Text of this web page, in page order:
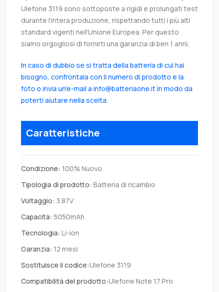
Ulefone 3119 sono sottoposte a rigidi e prolungati test
durante l’intera produzione, rispettando tutti i più alti
standard vigenti nell’Unione Europea. Per questo
siamo orgogliosi di fornirti una garanzia di ben 1 anni.
In caso di dubbio se si tratta della batteria di cui hai
bisogno, confrontala con il numero di prodotto e la
foto o invia un'e-mail a info@batteriaone.it in modo da
poterti aiutare nella scelta.
Caratteristiche
Condizione: 100% Nuovo
Tipologia di prodotto: Batteria di ricambio
Voltaggio: 3.87V
Capacità: 5050mAh
Tecnologia: Li-ion
Garanzia: 12 mesi
Sostituisce il codice:Ulefone 3119
Compatibilità del prodotto:Ulefone Note 17 Pro